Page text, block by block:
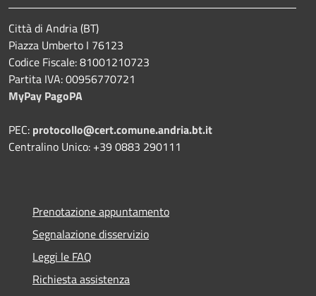
Città di Andria (BT)
Piazza Umberto I 76123
Codice Fiscale: 81001210723
Partita IVA: 00956770721
MyPay PagoPA
PEC: protocollo@cert.comune.andria.bt.it
Centralino Unico: +39 0883 290111
Prenotazione appuntamento
Segnalazione disservizio
Leggi le FAQ
Richiesta assistenza